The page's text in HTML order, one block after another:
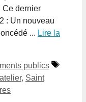
Ce dernier
: Un nouveau
... Lire la
publics
, Saint